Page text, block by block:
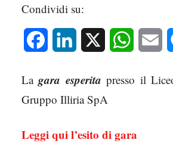
Condividi su:
Facebook LinkedIn
Lagara esperita presso il
Gruppo Illiria SpA
Leggi qui l’esito di gara